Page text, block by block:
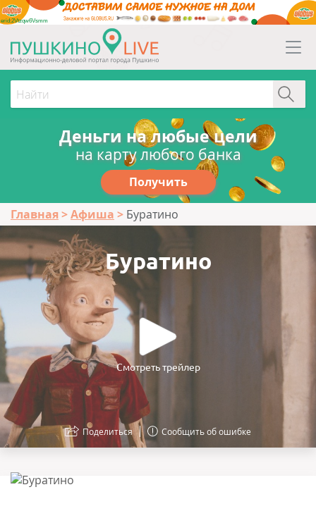
erid:2Vtzqw6Vsmm
Деньги на любые цели
на карту любого банка
Получить
Главная Афиша Буратино
Буратино
Поделиться Сообщить об ошибке
Смотреть трейлер